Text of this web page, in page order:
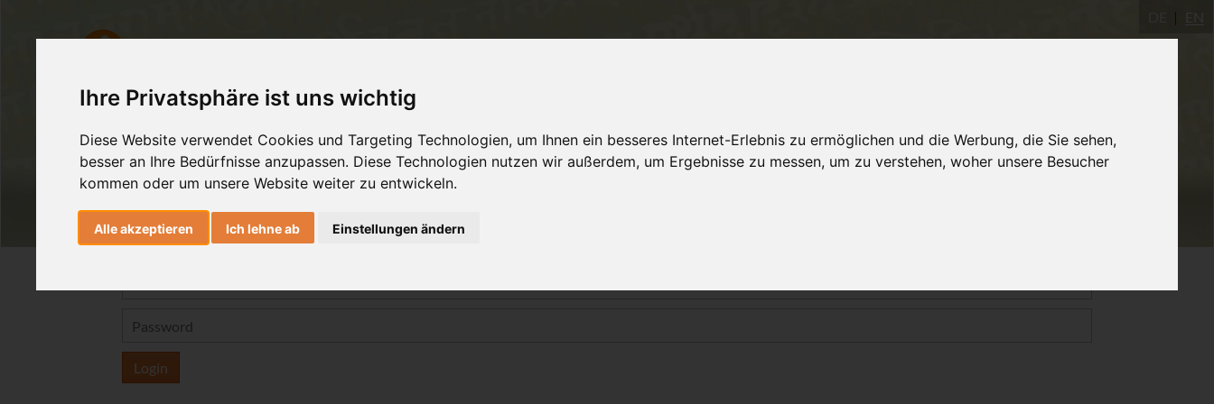
Ihre Privatsphäre ist uns wichtig
Diese Website verwendet Cookies und Targeting Technologien, um Ihnen ein besseres Internet-Erlebnis zu ermöglichen und die Werbung, die Sie sehen,
besser an Ihre Bedürfnisse anzupassen. Diese Technologien nutzen wir außerdem, um Ergebnisse zu messen, um zu verstehen, woher unsere Besucher
kommen oder um unsere Website weiter zu entwickeln.
Alle akzeptieren Ich lehne ab Einstellungen ändern
EN
Login